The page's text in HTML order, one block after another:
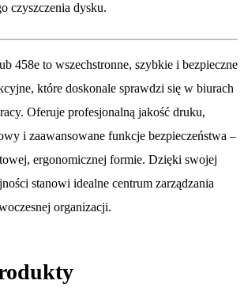
czyszczenia dysku.
458e to wszechstronne, szybkie i bezpieczne
które doskonale sprawdzi się w biurach
Oferuje profesjonalną jakość druku,
i zaawansowane funkcje bezpieczeństwa –
ergonomicznej formie. Dzięki swojej
stanowi idealne centrum zarządzania
organizacji.